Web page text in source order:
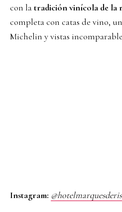
con latradición vinícola de la
completa con catas de vino,
Michelin y vistas
Instagram: